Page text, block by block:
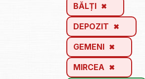
BĂLȚI
DEPOZIT
GEMENI
MIRCEA